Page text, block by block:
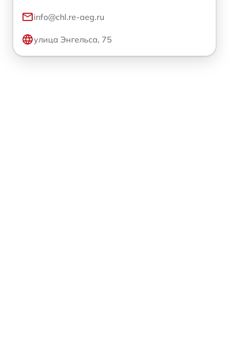
info@chl.re-aeg.ru
улица Энгельса, 75